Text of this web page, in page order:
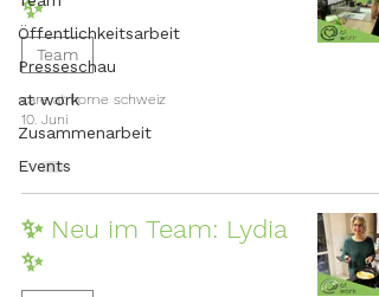
Öffentlichkeitsarbeit
Presseschau
at work
Zusammenarbeit
Events
✨
Team
care at home schweiz
10. Juni
✨ Neu im Team: Lydia
✨